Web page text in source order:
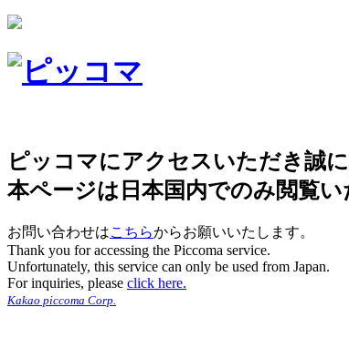
ピッコマにアクセスいただき誠
本ページは日本国内でのみ閲覧い
お問い合わせはこちらからお願いいたします。
Thank you for accessing the Piccoma service.
Unfortunately, this service can only be used from Japan.
For inquiries, please click here.
Kakao piccoma Corp.